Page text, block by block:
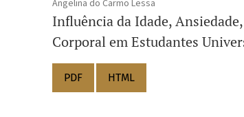
Angelina do Carmo Lessa
Influência da Idade,
Corporal em Estudantes
PDF HTML